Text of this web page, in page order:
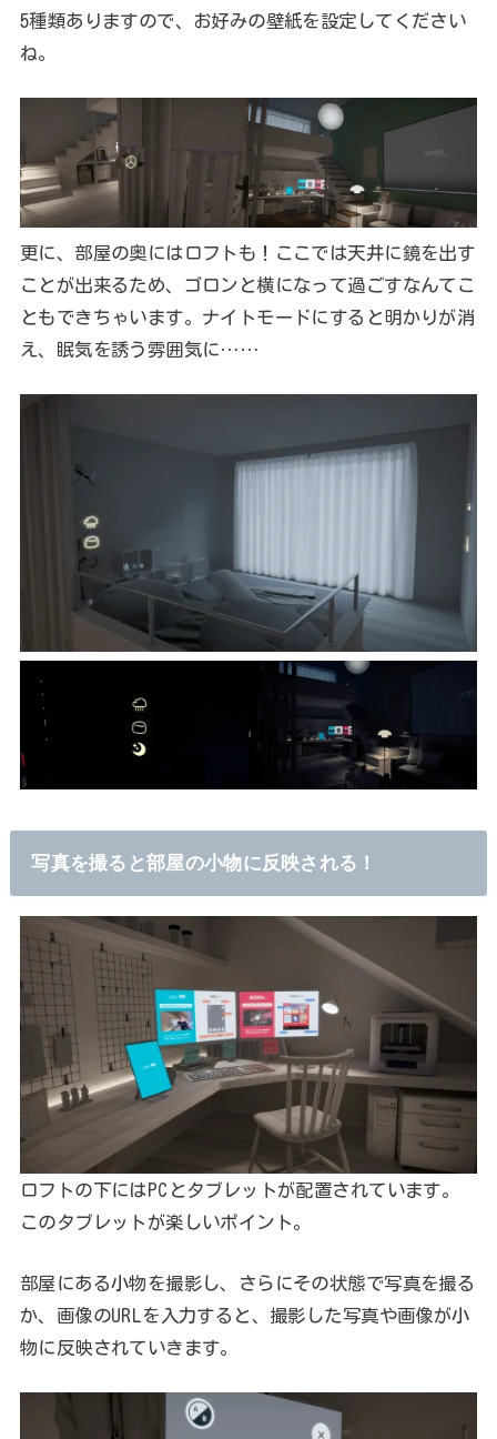
5種類ありますので、お好みの壁紙を設定してください
ね。
更に、部屋の奥にはロフトも！ここでは天井に鏡を出す
ことが出来るため、ゴロンと横になって過ごすなんてこ
ともできちゃいます。ナイトモードにすると明かりが消
え、眠気を誘う雰囲気に……
写真を撮ると部屋の小物に反映される！
ロフトの下にはPCとタブレットが配置されています。
このタブレットが楽しいポイント。
部屋にある小物を撮影し、さらにその状態で写真を撮る
か、画像のURLを入力すると、撮影した写真や画像が小
物に反映されていきます。